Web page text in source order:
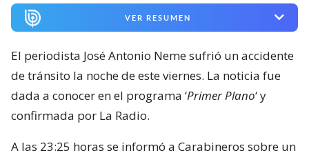
VER RESUMEN
El periodista José Antonio Neme sufrió un accidente
de tránsito la noche de este viernes. La noticia fue
dada a conocer en el programa ‘Primer Plano‘ y
confirmada por La Radio.
A las 23:25 horas se informó a Carabineros sobre un